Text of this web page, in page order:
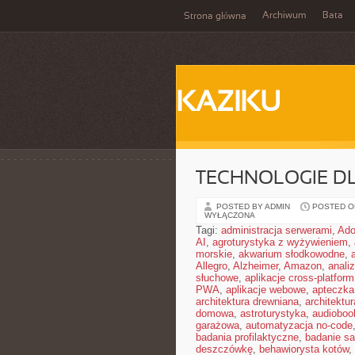
Strona główna Archiwum Bata
KAZIKU
TECHNOLOGIE
POSTED BY ADMIN POSTED
WYŁĄCZONA
Tagi: administracja serwerami,
AI , agroturystyka z wyżywieniem,
morskie, akwarium słodkowodne,
Allegro, Alzheimer, Amazon,
słuchowe, aplikacje cross-platform
PWA, aplikacje webowe,
architektura drewniana,
domowa, astroturystyka,
garażowa, automatyzacja no-code,
badania profilaktyczne, badanie
deszczówkę, behawiorysta kotów,